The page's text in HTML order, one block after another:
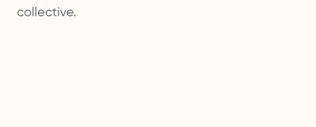
collective.